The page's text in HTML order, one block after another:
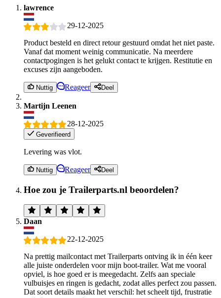
lawrence
29-12-2025
Product besteld en direct retour gestuurd omdat het niet paste.
Vanaf dat moment weinig communicatie. Na meerdere
contactpogingen is het gelukt contact te krijgen. Restitutie en
excuses zijn aangeboden.
Nuttig Reageer Deel
Martijn Leenen
28-12-2025
Geverifieerd
Levering was vlot.
Nuttig Reageer Deel
Hoe zou je Trailerparts.nl beoordelen?
Daan
22-12-2025
Na prettig mailcontact met Trailerparts ontving ik in één keer
alle juiste onderdelen voor mijn boot-trailer. Wat me vooral
opviel, is hoe goed er is meegedacht. Zelfs aan speciale
vulbuisjes en ringen is gedacht, zodat alles perfect zou passen.
Dat soort details maakt het verschil: het scheelt tijd, frustratie